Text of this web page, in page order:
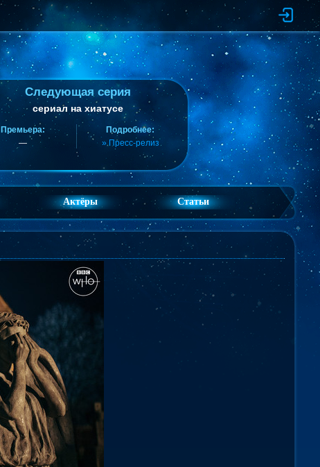
Следующая серия
сериал на хиатусе
Премьера:
—
Подробнее:
» Пресс-релиз
Актёры Статьи